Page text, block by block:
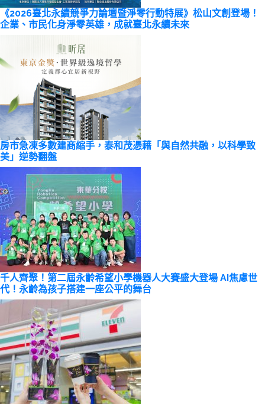
《2026臺北永續競爭力論壇暨淨零行動特展》松山文創登場！
企業、市民化身淨零英雄，成就臺北永續未來
房市急凍多數建商縮手，泰和茂憑藉「與自然共融，以科學致
美」逆勢翻盤
千人齊聚！第二屆永齡希望小學機器人大賽盛大登場 AI焦慮世
代！永齡為孩子搭建一座公平的舞台